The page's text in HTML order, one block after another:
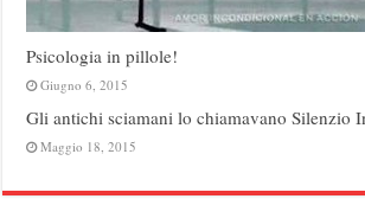
Psicologia in pillole!
Giugno 6, 2015
Gli antichi sciamani lo chiamavano Silenzio
Maggio 18, 2015